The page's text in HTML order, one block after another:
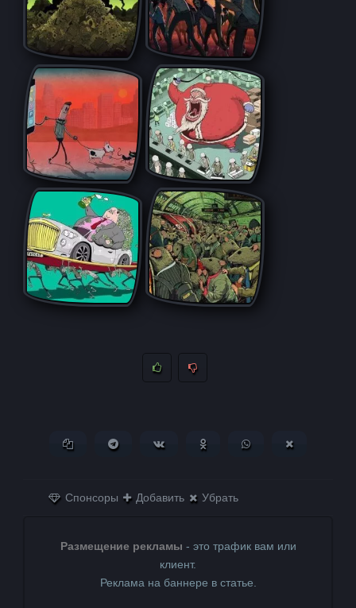
Копировать ссылкуПоделиться в Telegram
Поделиться ВКонтактеПоделиться в
Поделиться в
Спонсоры Добавить Убрать
Размещение рекламы - это трафик вам или
клиент.
Реклама на баннере в статье.